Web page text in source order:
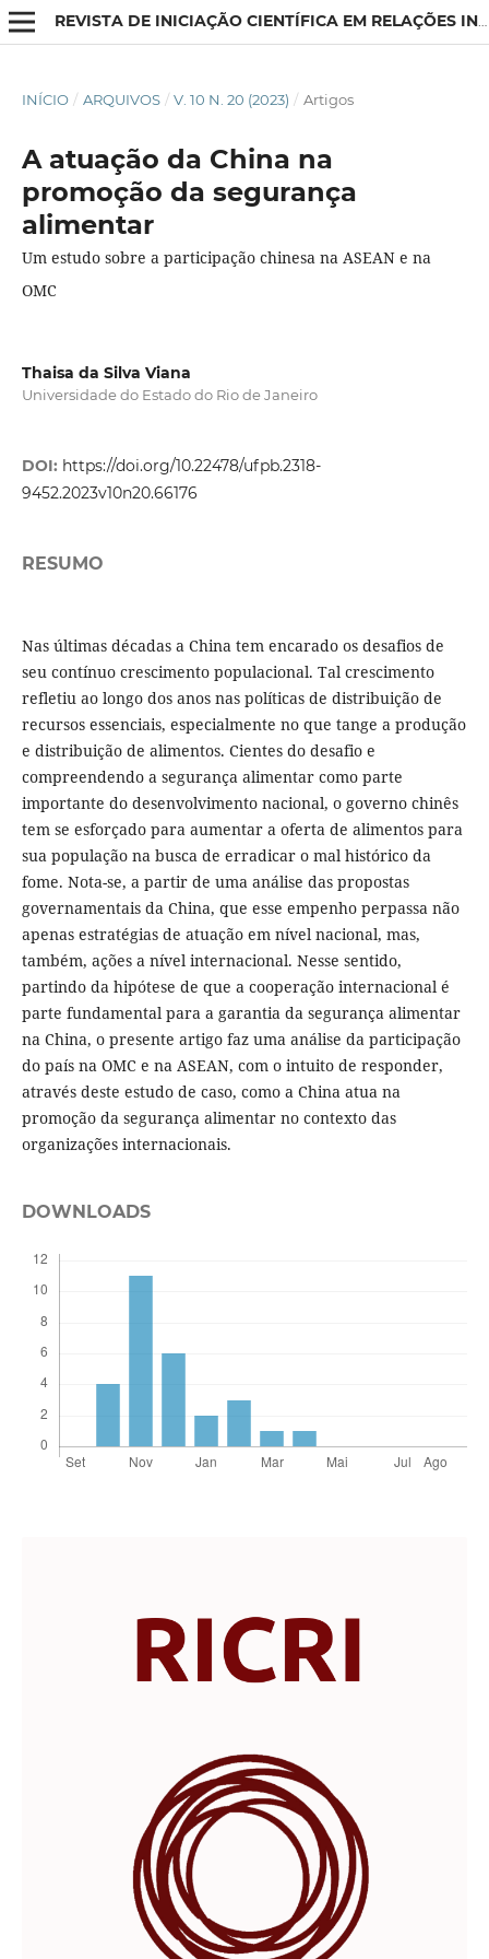
REVISTA DE INICIAÇÃO CIENTÍFICA EM RELAÇÕES INTERNACIONAIS
INÍCIO / ARQUIVOS / V. 10 N. 20 (2023) / Artigos
A atuação da China na
promoção da segurança
alimentar
Um estudo sobre a participação chinesa na ASEAN e na
OMC
Thaisa da Silva Viana
Universidade do Estado do Rio de Janeiro
DOI: https://doi.org/10.22478/ufpb.2318-
9452.2023v10n20.66176
RESUMO
Nas últimas décadas a China tem encarado os desafios de
seu contínuo crescimento populacional. Tal crescimento
refletiu ao longo dos anos nas políticas de distribuição de
recursos essenciais, especialmente no que tange a produção
e distribuição de alimentos. Cientes do desafio e
compreendendo a segurança alimentar como parte
importante do desenvolvimento nacional, o governo chinês
tem se esforçado para aumentar a oferta de alimentos para
sua população na busca de erradicar o mal histórico da
fome. Nota-se, a partir de uma análise das propostas
governamentais da China, que esse empenho perpassa não
apenas estratégias de atuação em nível nacional, mas,
também, ações a nível internacional. Nesse sentido,
partindo da hipótese de que a cooperação internacional é
parte fundamental para a garantia da segurança alimentar
na China, o presente artigo faz uma análise da participação
do país na OMC e na ASEAN, com o intuito de responder,
através deste estudo de caso, como a China atua na
promoção da segurança alimentar no contexto das
organizações internacionais.
DOWNLOADS